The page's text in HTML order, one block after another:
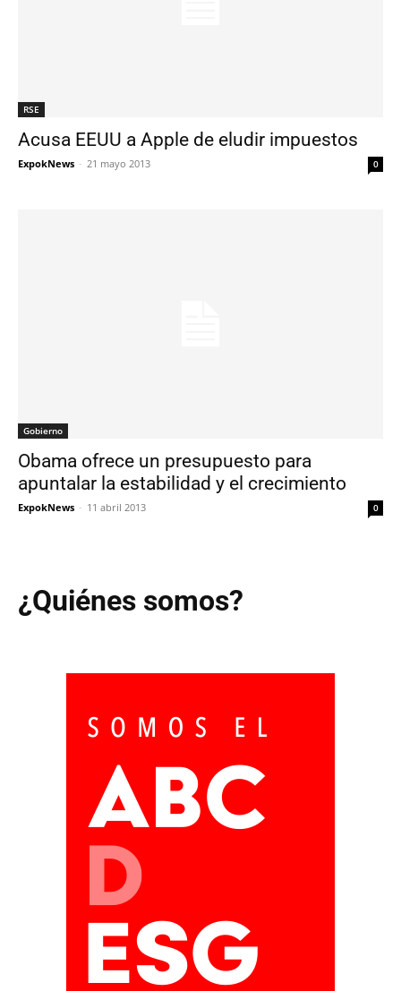
RSE
Acusa EEUU a Apple de eludir impuestos
ExpokNews - 21 mayo 2013 0
Gobierno
Obama ofrece un presupuesto para
apuntalar la estabilidad y el crecimiento
ExpokNews - 11 abril 2013 0
¿Quiénes somos?